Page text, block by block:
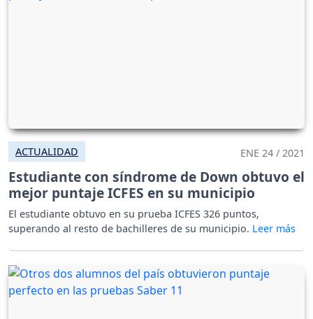
ACTUALIDAD ENE 24 / 2021
Estudiante con síndrome de Down obtuvo el
mejor puntaje ICFES en su municipio
El estudiante obtuvo en su prueba ICFES 326 puntos,
superando al resto de bachilleres de su municipio.